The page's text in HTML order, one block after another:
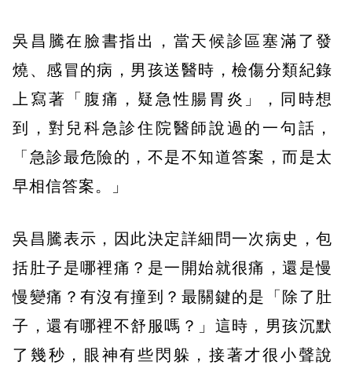
吳昌騰在臉書指出，當天候診區塞滿了發
燒、感冒的病，男孩送醫時，檢傷分類紀錄
上寫著「腹痛，疑急性腸胃炎」，同時想
到，對兒科急診住院醫師說過的一句話，
「急診最危險的，不是不知道答案，而是太
早相信答案。」
吳昌騰表示，因此決定詳細問一次病史，包
括肚子是哪裡痛？是一開始就很痛，還是慢
慢變痛？有沒有撞到？最關鍵的是「除了肚
子，還有哪裡不舒服嗎？」這時，男孩沉默
了幾秒，眼神有些閃躲，接著才很小聲說